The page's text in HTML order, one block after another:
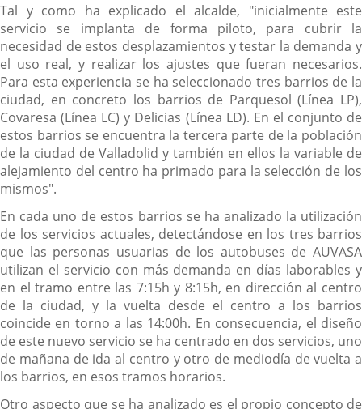
Tal y como ha explicado el alcalde, "inicialmente este
servicio se implanta de forma piloto, para cubrir la
necesidad de estos desplazamientos y testar la demanda y
el uso real, y realizar los ajustes que fueran necesarios.
Para esta experiencia se ha seleccionado tres barrios de la
ciudad, en concreto los barrios de Parquesol (Línea LP),
Covaresa (Línea LC) y Delicias (Línea LD). En el conjunto de
estos barrios se encuentra la tercera parte de la población
de la ciudad de Valladolid y también en ellos la variable de
alejamiento del centro ha primado para la selección de los
mismos".
En cada uno de estos barrios se ha analizado la utilización
de los servicios actuales, detectándose en los tres barrios
que las personas usuarias de los autobuses de AUVASA
utilizan el servicio con más demanda en días laborables y
en el tramo entre las 7:15h y 8:15h, en dirección al centro
de la ciudad, y la vuelta desde el centro a los barrios
coincide en torno a las 14:00h. En consecuencia, el diseño
de este nuevo servicio se ha centrado en dos servicios, uno
de mañana de ida al centro y otro de mediodía de vuelta a
los barrios, en esos tramos horarios.
Otro aspecto que se ha analizado es el propio concepto de